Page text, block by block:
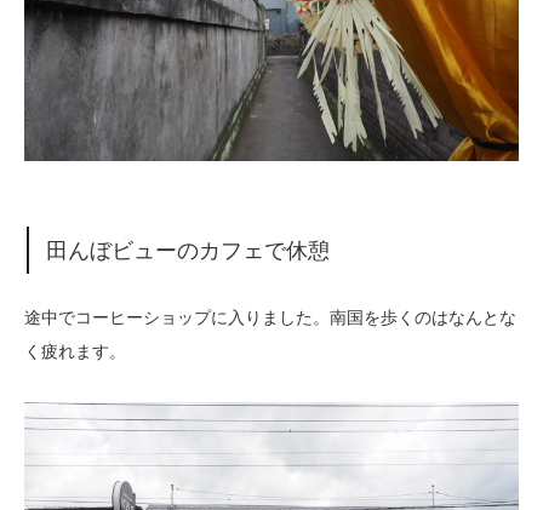
田んぼビューのカフェで休憩
途中でコーヒーショップに入りました。南国を歩くのはなんとな
く疲れます。